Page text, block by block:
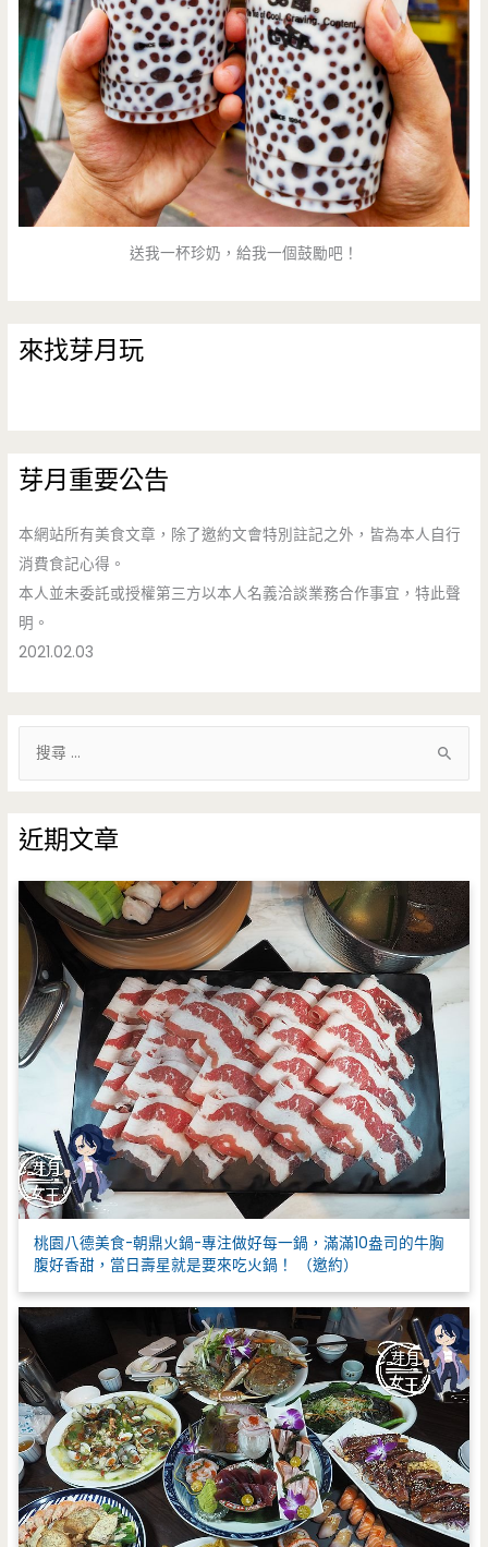
送我一杯珍奶，給我一個鼓勵吧！
來找芽月玩
芽月重要公告
本網站所有美食文章，除了邀約文會特別註記之外，皆為本人自行
消費食記心得。
本人並未委託或授權第三方以本人名義洽談業務合作事宜，特此聲
明。
2021.02.03
鍵
字
:
近期文章
桃園八德美食-朝鼎火鍋-專注做好每一鍋，滿滿10盎司的牛胸
腹好香甜，當日壽星就是要來吃火鍋！ （邀約）